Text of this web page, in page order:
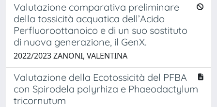
Valutazione comparativa preliminare
della tossicità acquatica dell’Acido
Perfluoroottanoico e di un suo sostituto
di nuova generazione, il GenX.
2022/2023 ZANONI, VALENTINA
Valutazione della Ecotossicità del PFBA
con Spirodela polyrhiza e Phaeodactylum
tricornutum